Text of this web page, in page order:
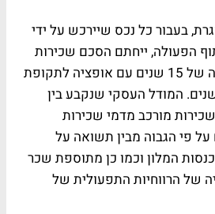
בעבור כל נכס שיירכש על ידי
הפעולה, ייחתם הסכם שכירות
עם גולדן טוליפ לתקופה של 15 שנים עם אופציה לתקופת
נוספת בת 10 שנים. המודל העסקי שנקבע בין
מורכב מדמי שכירות
על פי הגבוה מבין תשואה על
המלון וכמו כן מתוספת שכר
של הרווחיות התפעולית של